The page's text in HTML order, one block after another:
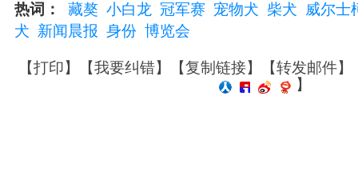
热词： 藏獒 小白龙 冠军赛 宠物犬 柴犬
威尔士
犬 新闻晨报 身份 博览会
【打印】【我要纠错】【复制链接】【转发邮件】
】